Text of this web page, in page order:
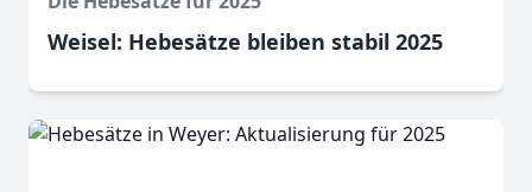
Weisel: Hebesätze bleiben stabil 2025